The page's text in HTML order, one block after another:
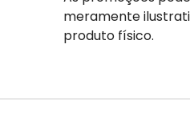
meramente
produto físico.